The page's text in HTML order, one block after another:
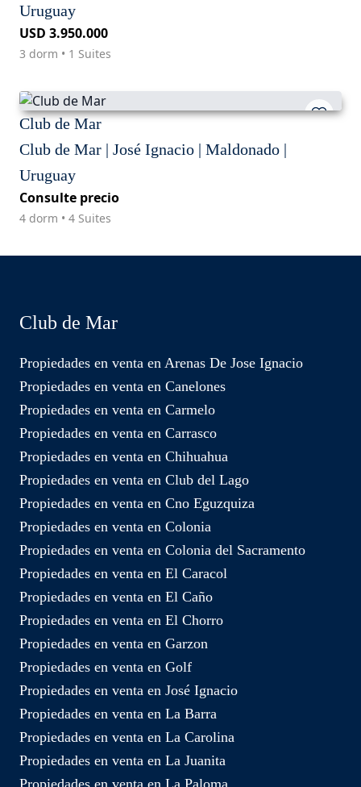
Uruguay
USD 3.950.000
3 dorm • 1 Suites
Club de Mar
Club de Mar | José Ignacio | Maldonado |
Uruguay
Consulte precio
4 dorm • 4 Suites
Club de Mar
Propiedades en venta en Arenas De Jose Ignacio
Propiedades en venta en Canelones
Propiedades en venta en Carmelo
Propiedades en venta en Carrasco
Propiedades en venta en Chihuahua
Propiedades en venta en Club del Lago
Propiedades en venta en Cno Eguzquiza
Propiedades en venta en Colonia
Propiedades en venta en Colonia del Sacramento
Propiedades en venta en El Caracol
Propiedades en venta en El Caño
Propiedades en venta en El Chorro
Propiedades en venta en Garzon
Propiedades en venta en Golf
Propiedades en venta en José Ignacio
Propiedades en venta en La Barra
Propiedades en venta en La Carolina
Propiedades en venta en La Juanita
Propiedades en venta en La Paloma